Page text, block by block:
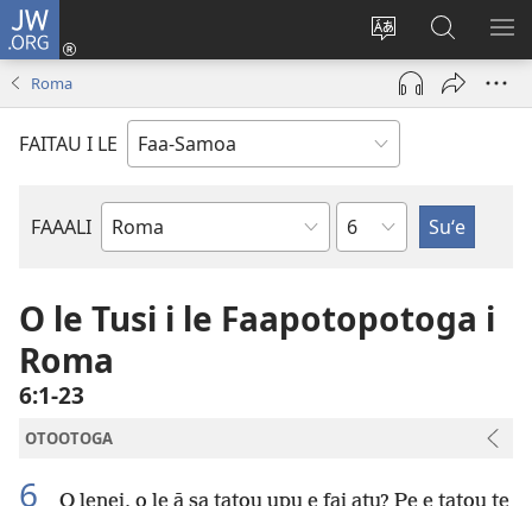
JW.ORG
Sui
gagana
o
le
tafaʻilagi
Log
(tatala
isi
Suʻe
le
Roma
FAITAU I LE
FAAALI
Tusi
le
Tusi
Paia
Mataupu
O le Tusi i le Faapotopotoga i
Roma
6:1-23
OTOOTOGA
6